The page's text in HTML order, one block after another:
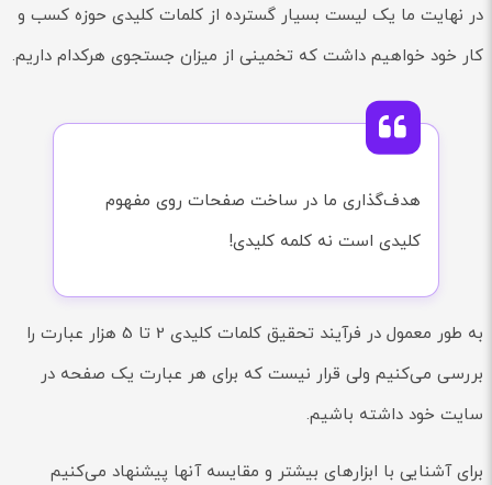
در نهایت ما یک لیست بسیار گسترده از کلمات کلیدی حوزه کسب و
کار خود خواهیم داشت که تخمینی از میزان جستجوی هرکدام داریم.
هدف‌گذاری ما در ساخت صفحات روی مفهوم
کلیدی است نه کلمه کلیدی!
به طور معمول در فرآیند تحقیق کلمات کلیدی 2 تا 5 هزار عبارت را
بررسی می‌کنیم ولی قرار نیست که برای هر عبارت یک صفحه در
سایت خود داشته باشیم.
برای آشنایی با ابزارهای بیشتر و مقایسه آنها پیشنهاد می‌کنیم